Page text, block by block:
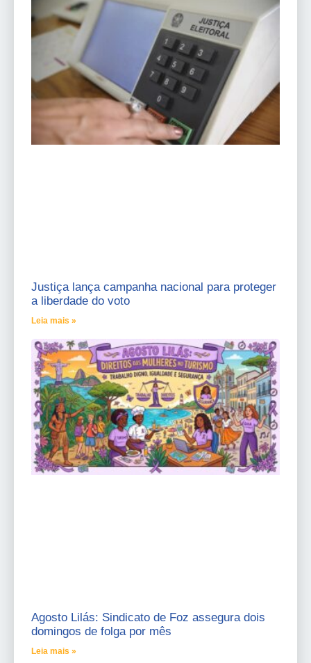
Justiça lança campanha nacional para proteger
a liberdade do voto
Leia mais »
Agosto Lilás: Sindicato de Foz assegura dois
domingos de folga por mês
Leia mais »